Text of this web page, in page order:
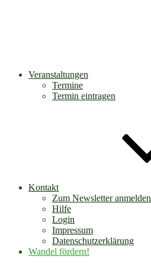
Veranstaltungen
Termine
Termin eintragen
Kontakt
Zum Newsletter anmelden
Hilfe
Login
Impressum
Datenschutzerklärung
Wandel fördern!